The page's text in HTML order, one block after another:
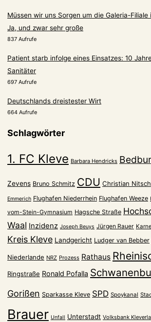
Müssen wir uns Sorgen um die Galeria-Filiale
Ja, und zwar sehr große
837 Aufrufe
Patient starb infolge eines Einsatzes: 10
Sanitäter
697 Aufrufe
Deutschlands dreistester Wirt
664 Aufrufe
Schlagwörter
1. FC Kleve Barbara Hendricks
Zevens Bruno Schmitz CDU Christian Nitsch
Emmerich Flughafen Niederrhein Flughafen Weeze
vom-Stein-Gymnasium Hagsche Straße
Waal Inzidenz Joseph Beuys Jürgen Rauer
Kreis Kleve Landgericht Ludger van Bebber
Niederlande NRZ Prozess Rathaus
Ringstraße Ronald Pofalla
Gorißen Sparkasse Kleve SPD Spoykanal
Brauer Unfall Unterstadt Volksbank